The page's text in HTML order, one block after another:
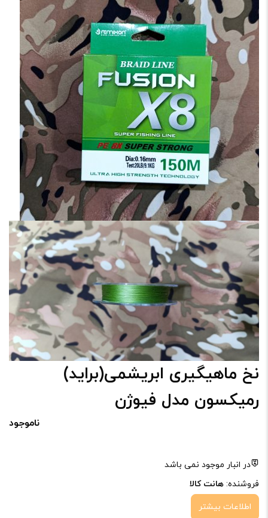
نخ ماهیگیری ابریشمی(براید)
رمیکسون مدل فیوژن
ناموجود
در انبار موجود نمی باشد
فروشنده: هانت کالا
اطلاعات بیشتر